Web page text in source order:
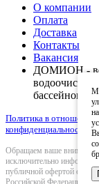
О компании
Оплата
Доставка
Контакты
Вакансия
ДОМИОН -
бассейнов
Политика в отношении
конфиденциальности) |
Обращаем ваше внимание
исключительно
публичной офертой
Российской Федерации.